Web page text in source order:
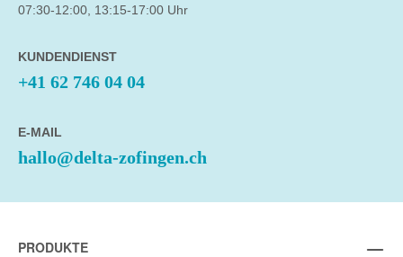
07:30-12:00, 13:15-17:00 Uhr
KUNDENDIENST
+41 62 746 04 04
E-MAIL
hallo@delta-zofingen.ch
PRODUKTE